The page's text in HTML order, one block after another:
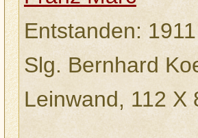
Entstanden: 1911
Slg. Bernhard
Leinwand, 112 X